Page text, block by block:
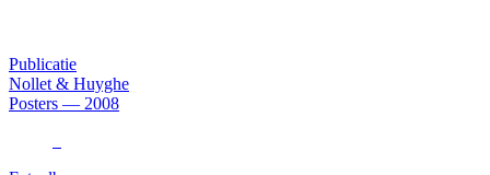
Publicatie
Nollet & Huyghe
Posters — 2008